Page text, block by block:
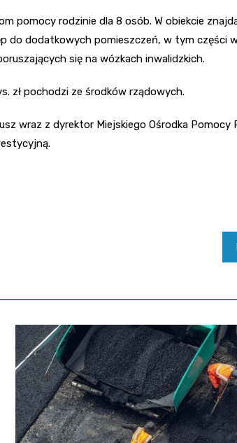
pomocy rodzinie dla 8 osób. W obiekcie
do dodatkowych pomieszczeń, w tym części
się na wózkach inwalidzkich.
zł pochodzi ze środków rządowych.
wraz z dyrektor Miejskiego Ośrodka Pomocy